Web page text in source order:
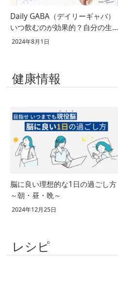
Daily GABA（デイリーギャバ）
いつ飲むのが効果的？自分の生活
に合った飲むタイミングとは
2024年8月1日
健康情報
脳に良い理想的な1日の過ごし方
～朝・昼・晩～
2024年12月25日
レシピ